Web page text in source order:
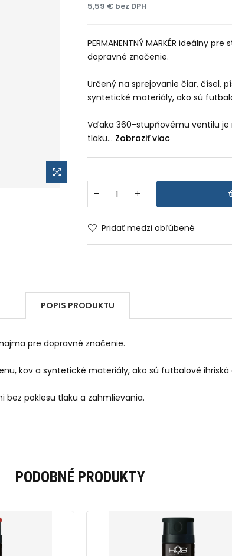
5,59 € bez DPH
PERMANENTNÝ MARKÉR ideálny
dopravné značenie.
Určený na sprejovanie čiar, čísel,
syntetické materiály, ako sú
Vďaka 360-stupňovému ventilu je
tlaku... Zobraziť viac
Pridať medzi obľúbené
POPIS PRODUKTU
najmä pre dopravné značenie.
kov a syntetické materiály, ako sú futbalové ihriská
poklesu tlaku a zahmlievania.
PODOBNÉ PRODUKTY